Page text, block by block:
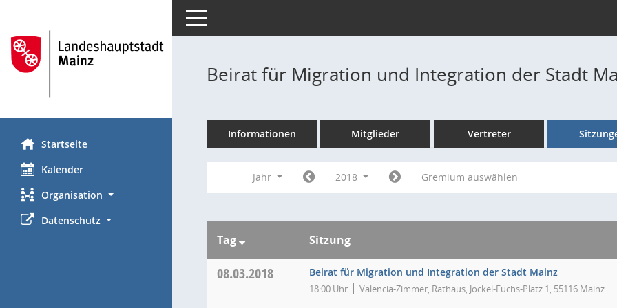
Startseite
Kalender
Organisation
Datenschutz
Toggle navigation
Beirat für Migration und Integration der Stadt
Informationen Mitglieder Vertreter
Jahr 2018 Gremium auswählen
Tag Sitzung
08.03.2018 Beirat für Migration und Integration der Stadt Mainz
18:00 Uhr Valencia-Zimmer, Rathaus, Jockel-Fuchs-Platz 1, 55116 Mainz